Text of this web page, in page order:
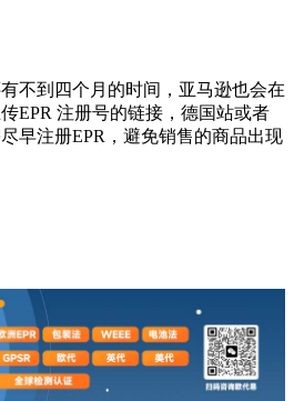
不到四个月的时间，亚马逊也会在
EPR 注册号的链接，德国站或者
早注册EPR，避免销售的商品出现